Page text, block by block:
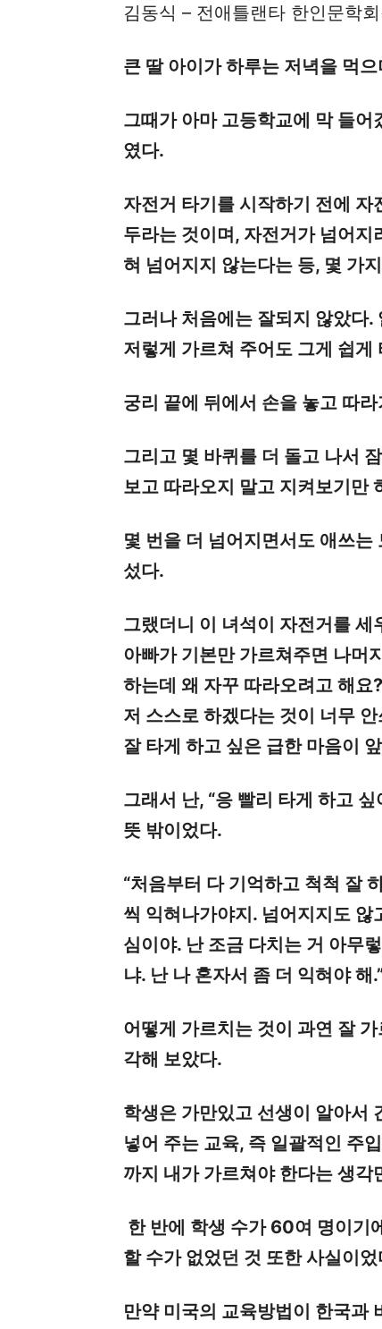
김동식 – 전애틀랜타 한인문학
큰 딸 아이가 하루는 저녁을 먹
그때가 아마 고등학교에 막 들
였다.
자전거 타기를 시작하기 전에
두라는 것이며, 자전거가 넘어
혀 넘어지지 않는다는 등, 몇 가
그러나 처음에는 잘되지 않았다
저렇게 가르쳐 주어도 그게 쉽게
궁리 끝에 뒤에서 손을 놓고 따
그리고 몇 바퀴를 더 돌고 나서
보고 따라오지 말고 지켜보기만
몇 번을 더 넘어지면서도 애쓰
섰다.
그랬더니 이 녀석이 자전거를
아빠가 기본만 가르쳐주면 나머
하는데 왜 자꾸 따라오려고 해요
저 스스로 하겠다는 것이 너무
잘 타게 하고 싶은 급한 마음이
그래서 난, “응 빨리 타게 하고 싶
뜻 밖이었다.
“처음부터 다 기억하고 척척 잘
씩 익혀나가야지. 넘어지지도 않
심이야. 난 조금 다치는 거 아무
냐. 난 나 혼자서 좀 더 익혀야 해
어떻게 가르치는 것이 과연 잘
각해 보았다.
학생은 가만있고 선생이 알아서
넣어 주는 교육, 즉 일괄적인 주
까지 내가 가르쳐야 한다는 생
한 반에 학생 수가 60여 명이기
할 수가 없었던 것 또한 사실이었
만약 미국의 교육방법이 한국과